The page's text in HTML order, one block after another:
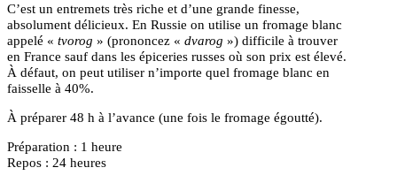
C’est un entremets très riche et d’une grande finesse,
absolument délicieux. En Russie on utilise un fromage blanc
appelé « tvorog » (prononcez « dvarog ») difficile à trouver
en France sauf dans les épiceries russes où son prix est élevé.
À défaut, on peut utiliser n’importe quel fromage blanc en
faisselle à 40%.
À préparer 48 h à l’avance (une fois le fromage égoutté).
Préparation : 1 heure
Repos : 24 heures